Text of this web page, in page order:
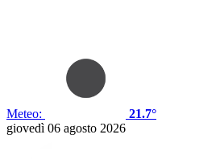
Meteo:
21.7°
giovedì 06 agosto 2026